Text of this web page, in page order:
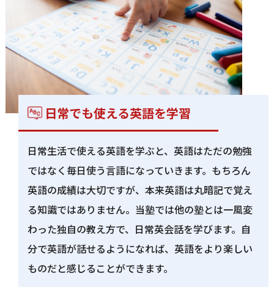
日常でも使える英語を学習
日常生活で使える英語を学ぶと、英語はただの勉強
ではなく毎日使う言語になっていきます。もちろん
英語の成績は大切ですが、本来英語は丸暗記で覚え
る知識ではありません。当塾では他の塾とは一風変
わった独自の教え方で、日常英会話を学びます。自
分で英語が話せるようになれば、英語をより楽しい
ものだと感じることができます。